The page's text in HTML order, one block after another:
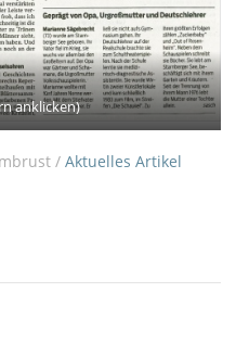
anklicken)
/ Aktuelles Artikel